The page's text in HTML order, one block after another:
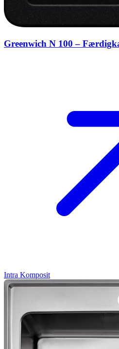
Greenwich N 100 –
Intra Komposit